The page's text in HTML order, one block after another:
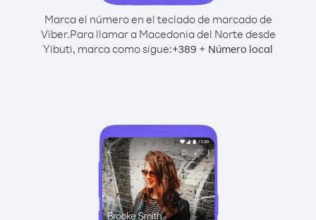
Marca el número en el teclado de marcado de
Viber.Para llamar a Macedonia del Norte desde
Yibuti, marca como sigue:+389 + Número local